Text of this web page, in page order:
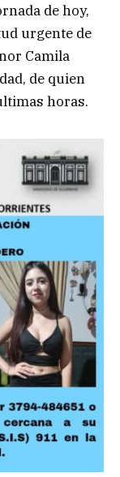
de hoy,
urgente de
Camila
de quien
horas.